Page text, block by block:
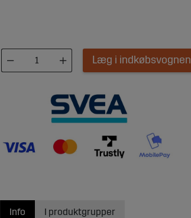
Læg i indkøbsvognen
Info I produktgrupper